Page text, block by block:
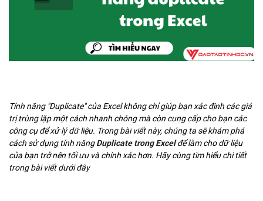
Tính năng "Duplicate" của Excel không chỉ giúp bạn xác định các giá
trị trùng lặp một cách nhanh chóng mà còn cung cấp cho bạn các
công cụ để xử lý dữ liệu. Trong bài viết này, chúng ta sẽ khám phá
cách sử dụng tính năngDuplicate trong Excelđể làm cho dữ liệu
của bạn trở nên tối ưu và chính xác hơn. Hãy cùng tìm hiểu chi tiết
trong bài viết dưới đây